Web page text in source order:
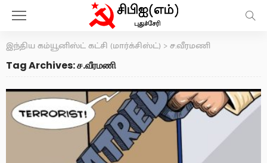
இந்திய கம்யூனிஸ்ட் கட்சி (மார்க்சிஸ்ட்) >ச.வீரமணி
Tag Archives: ச.வீரமணி